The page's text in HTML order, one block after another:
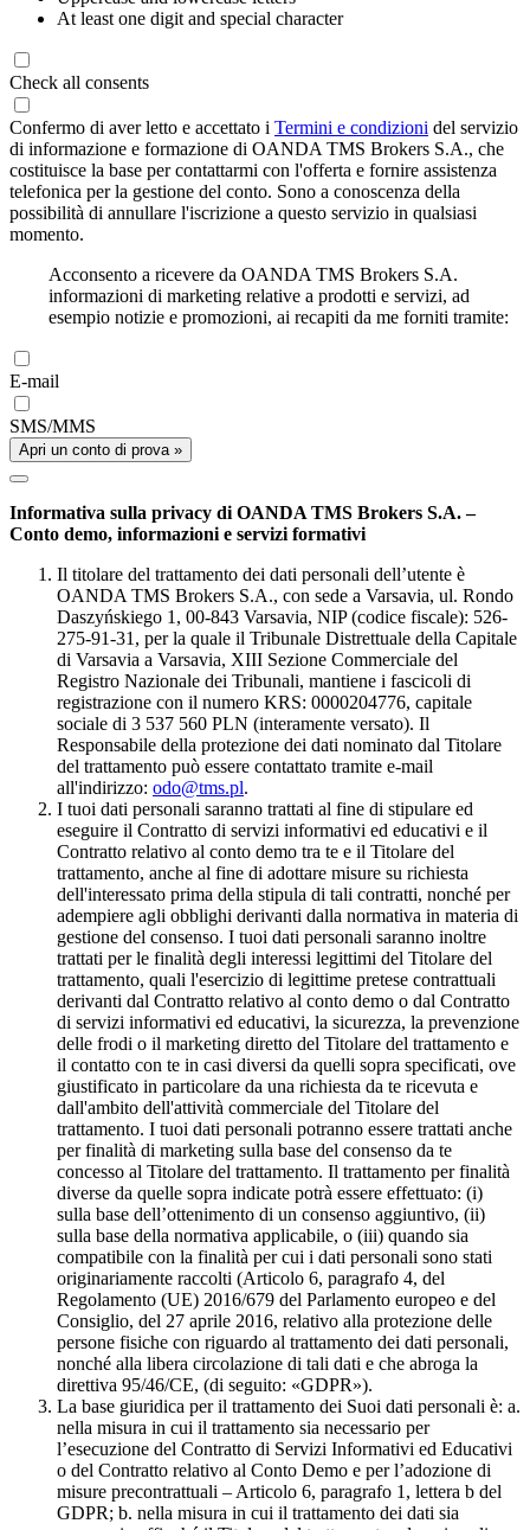
At least one digit and special character
Check all consents
Confermo di aver letto e accettato i Termini e condizioni del servizio
di informazione e formazione di OANDA TMS Brokers S.A., che
costituisce la base per contattarmi con l'offerta e fornire assistenza
telefonica per la gestione del conto. Sono a conoscenza della
possibilità di annullare l'iscrizione a questo servizio in qualsiasi
momento.
Acconsento a ricevere da OANDA TMS Brokers S.A.
informazioni di marketing relative a prodotti e servizi, ad
esempio notizie e promozioni, ai recapiti da me forniti tramite:
E-mail
SMS/MMS
Apri un conto di prova »
Informativa sulla privacy di OANDA TMS Brokers S.A. –
Conto demo, informazioni e servizi formativi
Il titolare del trattamento dei dati personali dell’utente è
OANDA TMS Brokers S.A., con sede a Varsavia, ul. Rondo
Daszyńskiego 1, 00-843 Varsavia, NIP (codice fiscale): 526-
275-91-31, per la quale il Tribunale Distrettuale della Capitale
di Varsavia a Varsavia, XIII Sezione Commerciale del
Registro Nazionale dei Tribunali, mantiene i fascicoli di
registrazione con il numero KRS: 0000204776, capitale
sociale di 3 537 560 PLN (interamente versato). Il
Responsabile della protezione dei dati nominato dal Titolare
del trattamento può essere contattato tramite e-mail
all'indirizzo: odo@tms.pl.
I tuoi dati personali saranno trattati al fine di stipulare ed
eseguire il Contratto di servizi informativi ed educativi e il
Contratto relativo al conto demo tra te e il Titolare del
trattamento, anche al fine di adottare misure su richiesta
dell'interessato prima della stipula di tali contratti, nonché per
adempiere agli obblighi derivanti dalla normativa in materia di
gestione del consenso. I tuoi dati personali saranno inoltre
trattati per le finalità degli interessi legittimi del Titolare del
trattamento, quali l'esercizio di legittime pretese contrattuali
derivanti dal Contratto relativo al conto demo o dal Contratto
di servizi informativi ed educativi, la sicurezza, la prevenzione
delle frodi o il marketing diretto del Titolare del trattamento e
il contatto con te in casi diversi da quelli sopra specificati, ove
giustificato in particolare da una richiesta da te ricevuta e
dall'ambito dell'attività commerciale del Titolare del
trattamento. I tuoi dati personali potranno essere trattati anche
per finalità di marketing sulla base del consenso da te
concesso al Titolare del trattamento. Il trattamento per finalità
diverse da quelle sopra indicate potrà essere effettuato: (i)
sulla base dell’ottenimento di un consenso aggiuntivo, (ii)
sulla base della normativa applicabile, o (iii) quando sia
compatibile con la finalità per cui i dati personali sono stati
originariamente raccolti (Articolo 6, paragrafo 4, del
Regolamento (UE) 2016/679 del Parlamento europeo e del
Consiglio, del 27 aprile 2016, relativo alla protezione delle
persone fisiche con riguardo al trattamento dei dati personali,
nonché alla libera circolazione di tali dati e che abroga la
direttiva 95/46/CE, (di seguito: «GDPR»).
La base giuridica per il trattamento dei Suoi dati personali è: a.
nella misura in cui il trattamento sia necessario per
l’esecuzione del Contratto di Servizi Informativi ed Educativi
o del Contratto relativo al Conto Demo e per l’adozione di
misure precontrattuali – Articolo 6, paragrafo 1, lettera b del
GDPR; b. nella misura in cui il trattamento dei dati sia